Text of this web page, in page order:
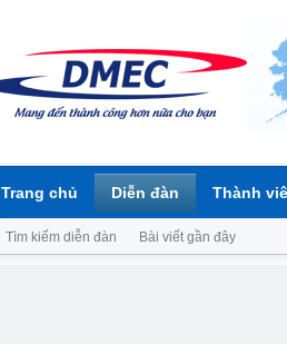
Trang chủ Diễn đàn
Tìm kiếm diễn đàn Bài viết gần đây
Thành